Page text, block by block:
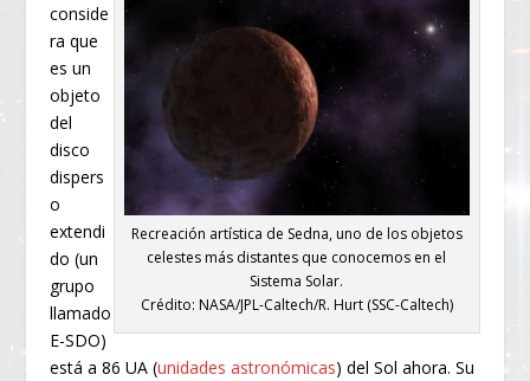
Recreación artística de Sedna, uno de los objetos
celestes más distantes que conocemos en el
Sistema Solar.
Crédito: NASA/JPL-Caltech/R. Hurt (SSC-Caltech)
conside
ra que
es un
objeto
del
disco
dispers
o
extendi
do (un
grupo
llamado
E-SDO)
está a 86 UA (unidades astronómicas) del Sol ahora. Su